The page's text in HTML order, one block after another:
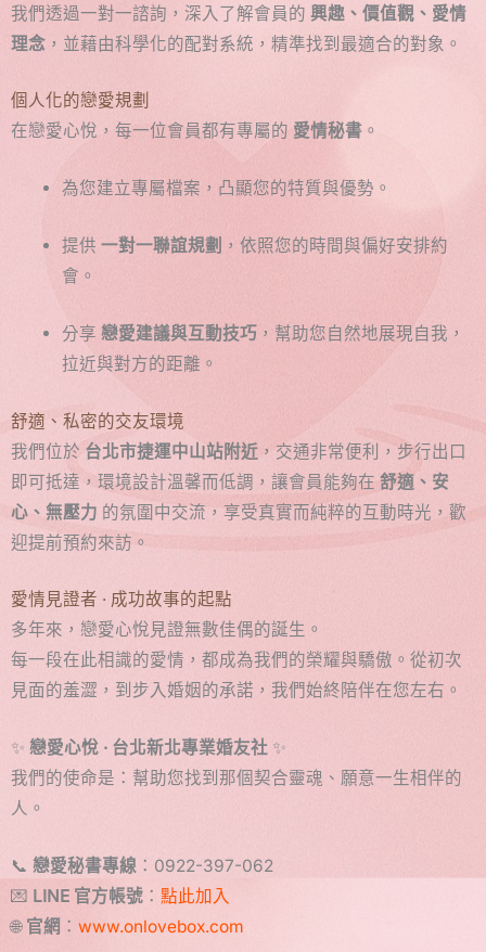
我們透過一對一諮詢，深入了解會員的 興趣、價值觀、愛情
理念 ，並藉由科學化的配對系統，精準找到最適合的對象。
個人化的戀愛規劃
在戀愛心悅，每一位會員都有專屬的 愛情秘書 。
為您建立專屬檔案，凸顯您的特質與優勢。
提供 一對一聯誼規劃 ，依照您的時間與偏好安排約
會。
分享 戀愛建議與互動技巧，幫助您自然地展現自我，
拉近與對方的距離。
舒適、私密的交友環境
我們位於 台北市捷運中山站附近 ，交通非常便利，步行出口
即可抵達，環境設計溫馨而低調，讓會員能夠在 舒適、安
心、無壓力 的氛圍中交流，享受真實而純粹的互動時光，歡
迎提前預約來訪。
愛情見證者 · 成功故事的起點
多年來，戀愛心悅見證無數佳偶的誕生。
每一段在此相識的愛情，都成為我們的榮耀與驕傲。從初次
見面的羞澀，到步入婚姻的承諾，我們始終陪伴在您左右。
✨ 戀愛心悅 · 台北新北專業婚友社 ✨
我們的使命是：幫助您找到那個契合靈魂、願意一生相伴的
人。
📞 戀愛秘書專線 ：0922-397-062
💌 LINE 官方帳號 ： 點此加入
🌐 官網 ： www.onlovebox.com